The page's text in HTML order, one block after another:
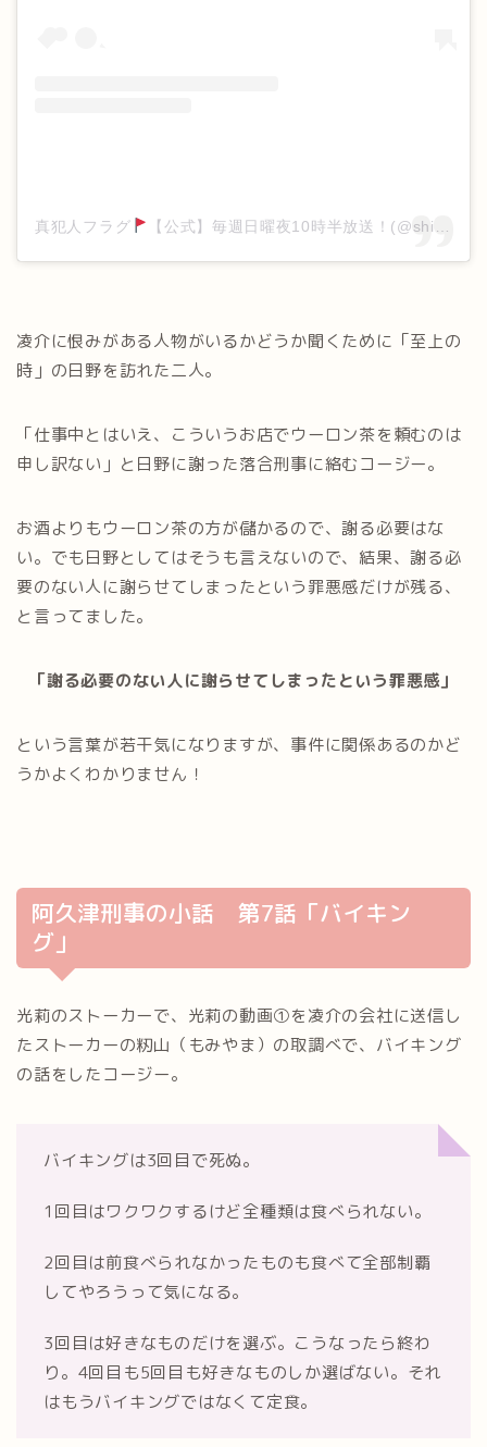
真犯人フラグ 【公式】毎週日曜夜10時半放送！(@shinhanninflag_ntv)がシェアした投稿
凌介に恨みがある人物がいるかどうか聞くために「至上の
時」の日野を訪れた二人。
「仕事中とはいえ、こういうお店でウーロン茶を頼むのは
申し訳ない」と日野に謝った落合刑事に絡むコージー。
お酒よりもウーロン茶の方が儲かるので、謝る必要はな
い。でも日野としてはそうも言えないので、結果、謝る必
要のない人に謝らせてしまったという罪悪感だけが残る、
と言ってました。
「謝る必要のない人に謝らせてしまったという罪悪感」
という言葉が若干気になりますが、事件に関係あるのかど
うかよくわかりません！
阿久津刑事の小話 第7話「バイキン
グ」
光莉のストーカーで、光莉の動画①を凌介の会社に送信し
たストーカーの籾山（もみやま）の取調べで、バイキング
の話をしたコージー。
バイキングは3回目で死ぬ。
1回目はワクワクするけど全種類は食べられない。
2回目は前食べられなかったものも食べて全部制覇
してやろうって気になる。
3回目は好きなものだけを選ぶ。こうなったら終わ
り。4回目も5回目も好きなものしか選ばない。それ
はもうバイキングではなくて定食。